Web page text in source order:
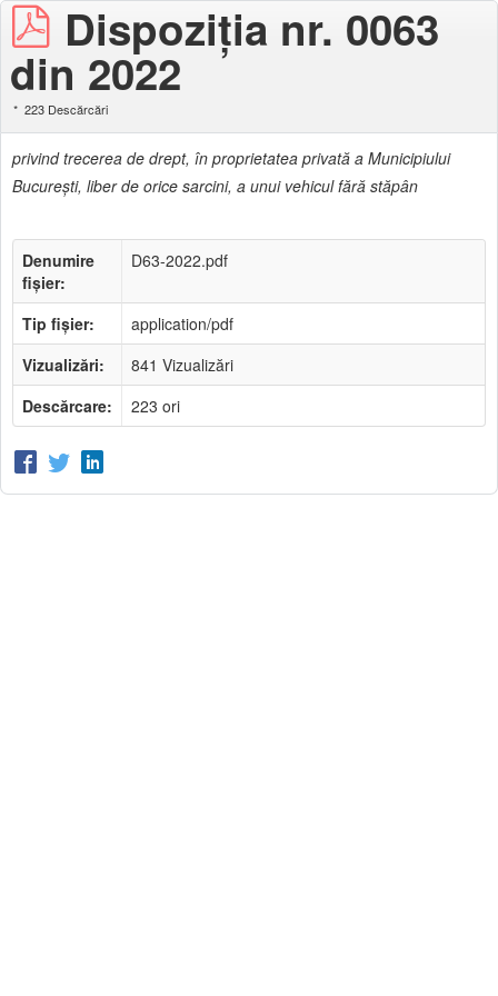
Dispoziția nr. 0063
din 2022
223 Descărcări
privind trecerea de drept, în proprietatea privată a Municipiului
Bucureşti, liber de orice sarcini, a unui vehicul fără stăpân
Denumire
fișier:
D63-2022.pdf
Tip fișier:
application/pdf
Vizualizări:
841 Vizualizări
Descărcare:
223 ori